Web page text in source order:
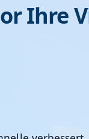
Ihre